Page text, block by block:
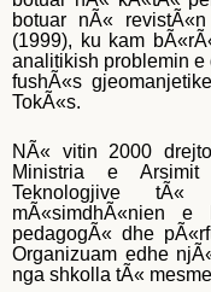
botuar nÃ«
(1999), ku kam
analitikish problemin
fushÃ«s
TokÃ«s.
NÃ« vitin 2000
Ministria e Arsimit
Teknologjive
mÃ«simdhÃ«nien
pedagogÃ« dhe
Organizuam edhe
nga shkolla tÃ«